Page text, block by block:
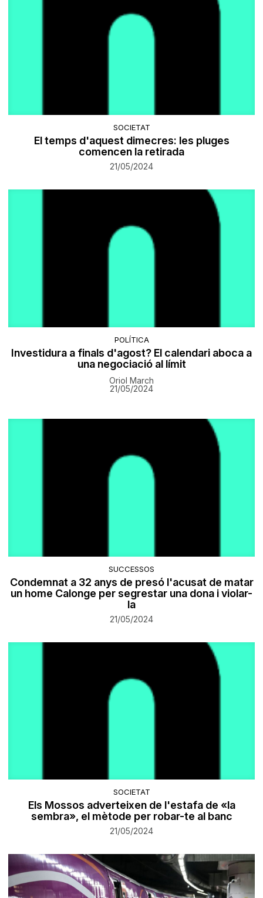
SOCIETAT
El temps d'aquest dimecres: les pluges
comencen la retirada
21/05/2024
POLÍTICA
Investidura a finals d'agost? El calendari aboca a
una negociació al límit
Oriol March
21/05/2024
SUCCESSOS
Condemnat a 32 anys de presó l'acusat de matar
un home Calonge per segrestar una dona i violar-
la
21/05/2024
SOCIETAT
Els Mossos adverteixen de l'estafa de «la
sembra», el mètode per robar-te al banc
21/05/2024